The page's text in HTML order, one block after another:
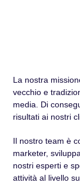
La nostra
vecchio e
media. Di
risultati ai nostri
Il nostro team è
marketer,
nostri esperti e
attività al livello